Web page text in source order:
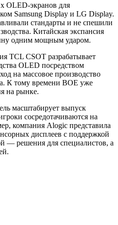
OLED-экранов для
Samsung Display и LG Display.
стандарты и не спешили
Китайская экспансия
одним мощным ударом.
TCL CSOT разрабатывает
OLED посредством
на массовое производство
К тому времени BOE уже
на рынке.
масштабирует выпуск
сосредотачиваются на
компания Alogic представила
дисплеев с поддержкой
— решения для специалистов, а